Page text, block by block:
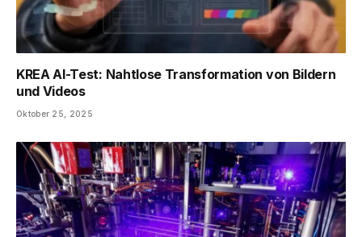
KREA AI-Test: Nahtlose Transformation von Bildern
und Videos
Oktober 25, 2025